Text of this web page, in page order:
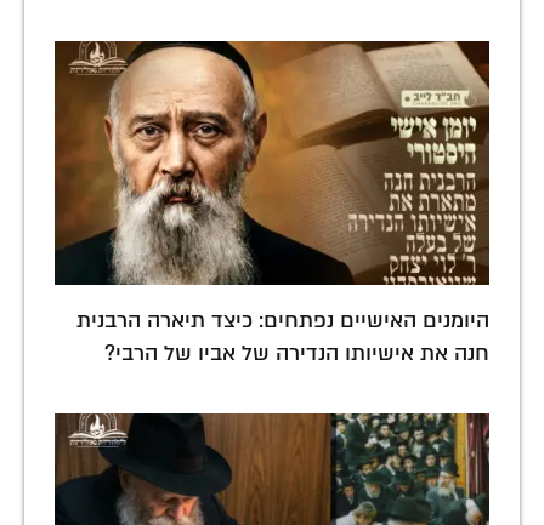
היומנים האישיים נפתחים: כיצד תיארה הרבנית
חנה את אישיותו הנדירה של אביו של הרבי?